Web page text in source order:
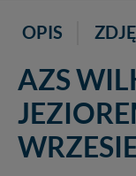
OPIS
AZS